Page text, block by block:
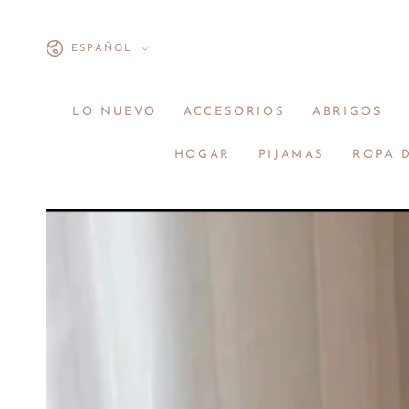
IdiomaESPAÑOL
LO NUEVO ACCESORIOS ABRIGOS
HOGAR PIJAMAS ROPA